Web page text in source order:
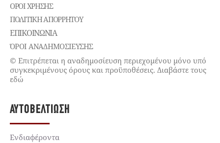
ΌΡΟΙ ΧΡΉΣΗΣ
ΠΟΛΙΤΙΚΉ ΑΠΟΡΡΉΤΟΥ
ΕΠΙΚΟΙΝΩΝΊΑ
ΌΡΟΙ ΑΝΑΔΗΜΟΣΙΕΥΣΗΣ
© Επιτρέπεται η αναδημοσίευση περιεχομένου μόνο υπό
συγκεκριμένους όρους και προϋποθέσεις. Διαβάστε τους
εδώ
ΑΥΤΟΒΕΛΤΊΩΣΗ
Ενδιαφέροντα